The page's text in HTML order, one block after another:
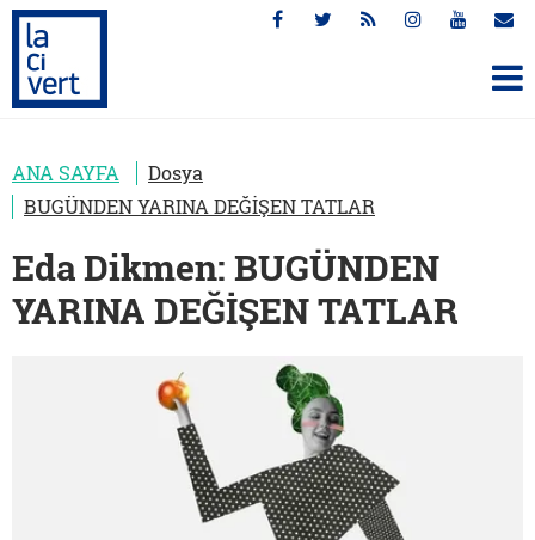
ANA SAYFA
Dosya
BUGÜNDEN YARINA DEĞİŞEN TATLAR
Eda Dikmen: BUGÜNDEN
YARINA DEĞİŞEN TATLAR